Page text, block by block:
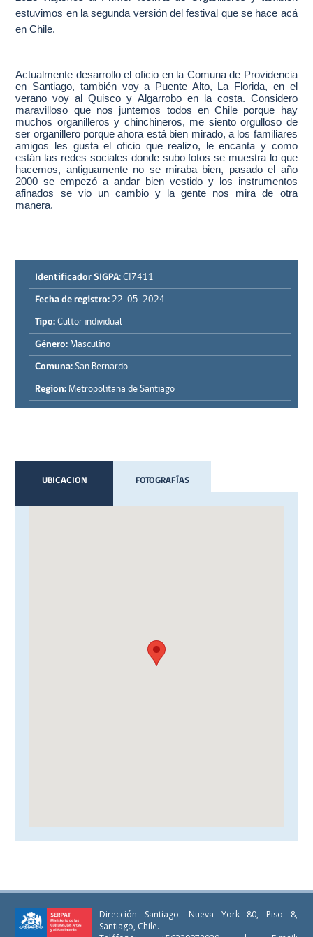
estuvimos en la segunda versión del festival que se hace acá
en Chile.
Actualmente desarrollo el oficio en la Comuna de Providencia
en Santiago, también voy a Puente Alto, La Florida, en el
verano voy al Quisco y Algarrobo en la costa. Considero
maravilloso que nos juntemos todos en Chile porque hay
muchos organilleros y chinchineros, me siento orgulloso de
ser organillero porque ahora está bien mirado, a los familiares
amigos les gusta el oficio que realizo, le encanta y como
están las redes sociales donde subo fotos se muestra lo que
hacemos, antiguamente no se miraba bien, pasado el año
2000 se empezó a andar bien vestido y los instrumentos
afinados se vio un cambio y la gente nos mira de otra
manera.
Identificador SIGPA: CI7411
Fecha de registro: 22-05-2024
Tipo: Cultor individual
Género: Masculino
Comuna: San Bernardo
Region: Metropolitana de Santiago
UBICACION FOTOGRAFÍAS
Dirección Santiago: Nueva York 80, Piso 8,
Santiago, Chile.